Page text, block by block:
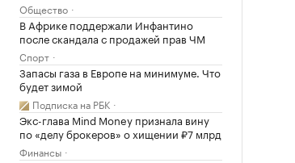
Общество
В Африке поддержали Инфантино
после скандала с продажей прав ЧМ
Спорт
Запасы газа в Европе на минимуме. Что
будет зимой
Подписка на РБК
Экс-глава Mind Money признала вину
по «делу брокеров» о хищении ₽7 млрд
Финансы